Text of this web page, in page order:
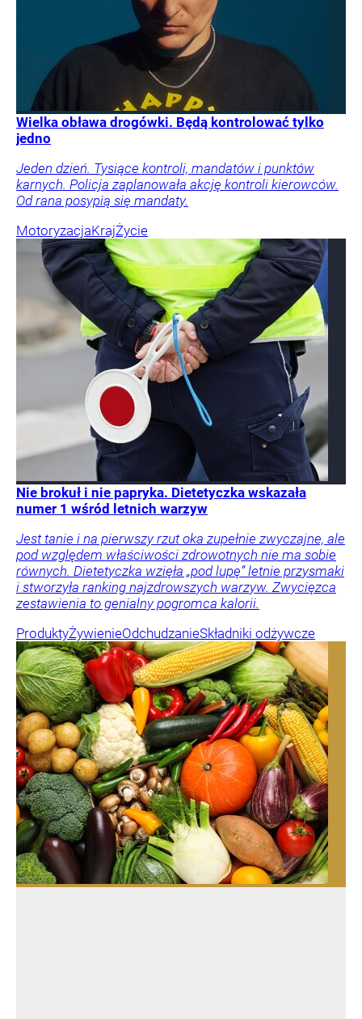
Wielka obława drogówki. Będą kontrolować tylko
jedno
Jeden dzień. Tysiące kontroli, mandatów i punktów
karnych. Policja zaplanowała akcję kontroli kierowców.
Od rana posypią się mandaty.
MotoryzacjaKrajŻycie
Nie brokuł i nie papryka. Dietetyczka wskazała
numer 1 wśród letnich warzyw
Jest tanie i na pierwszy rzut oka zupełnie zwyczajne, ale
pod względem właściwości zdrowotnych nie ma sobie
równych. Dietetyczka wzięła „pod lupę” letnie przysmaki
i stworzyła ranking najzdrowszych warzyw. Zwycięzca
zestawienia to genialny pogromca kalorii.
ProduktyŻywienieOdchudzanieSkładniki odżywcze